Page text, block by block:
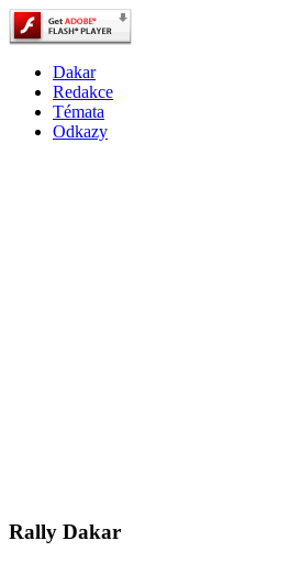
Dakar
Redakce
Témata
Odkazy
Rally Dakar